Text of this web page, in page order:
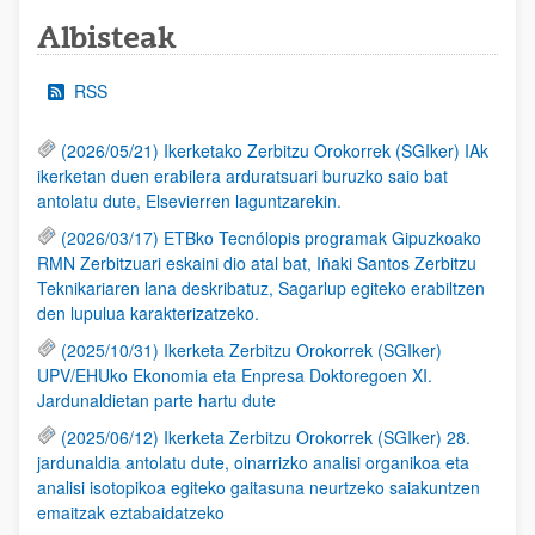
Albisteak
RSS
(2026/05/21) Ikerketako Zerbitzu Orokorrek (SGIker) IAk
ikerketan duen erabilera arduratsuari buruzko saio bat
antolatu dute, Elsevierren laguntzarekin.
(2026/03/17) ETBko Tecnólopis programak Gipuzkoako
RMN Zerbitzuari eskaini dio atal bat, Iñaki Santos Zerbitzu
Teknikariaren lana deskribatuz, Sagarlup egiteko erabiltzen
den lupulua karakterizatzeko.
(2025/10/31) Ikerketa Zerbitzu Orokorrek (SGIker)
UPV/EHUko Ekonomia eta Enpresa Doktoregoen XI.
Jardunaldietan parte hartu dute
(2025/06/12) Ikerketa Zerbitzu Orokorrek (SGIker) 28.
jardunaldia antolatu dute, oinarrizko analisi organikoa eta
analisi isotopikoa egiteko gaitasuna neurtzeko saiakuntzen
emaitzak eztabaidatzeko